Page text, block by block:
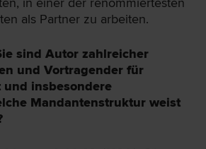
als Partner zu arbeiten.
sind Autor zahlreicher
und Vortragender für
insbesondere
Mandantenstruktur weist